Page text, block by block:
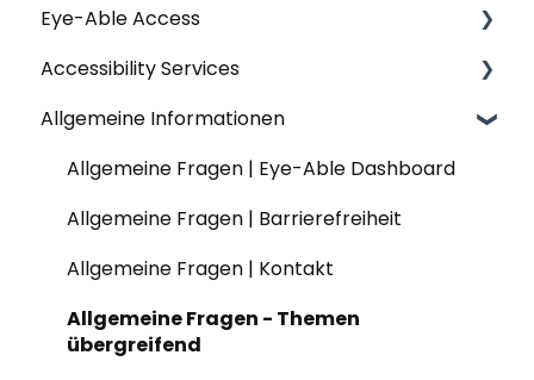
Datenschutz | Assist
Website-Modul | Einfache Sprache
Installation | Translate
Nutzung & Funktionen | Translate
Datenschutz | Translate
Installation | Audit
Nutzung & Funktionen | Audit
Allgemeine Fragen | Report
Erste Schritte | Report
Nutzung & Funktionen | Report
Content & Web-Analysis | Report
PDFs | Report
Generator Barrierefreiheitserklärung |
Eye-Able Access
Allgemeine Fragen | Eye-Able Access
Installation | Eye-Able Access
Nutzung & Funktionen | Eye-Able Access
Accessibility Services
Workshops & Seminare
Barrierefreiheitserklärungen
Testing
Usability
Allgemeine Informationen
Allgemeine Fragen | Eye-Able Dashboard
Allgemeine Fragen | Barrierefreiheit
Allgemeine Fragen | Kontakt
Allgemeine Fragen - Themen
übergreifend